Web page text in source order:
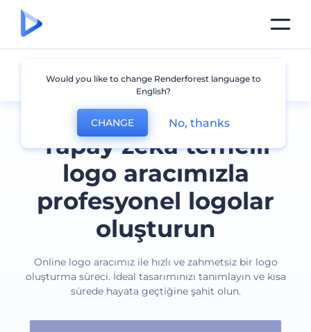
Yapay zeka temelli
logo aracımızla
profesyonel logolar
oluşturun
Online logo aracımız ile hızlı ve zahmetsiz bir logo
oluşturma süreci. İdeal tasarımınızı tanımlayın ve kısa
sürede hayata geçtiğine şahit olun.
Tüm logolar
Would you like to change Renderforest language to
English?
CHANGE No, thanks